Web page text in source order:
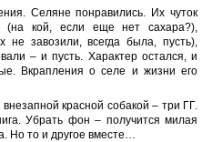
Селяне понравились. Их чуток
(на кой, если еще нет сахара?),
завозили, всегда была, пусть),
– и пусть. Характер остался, и
Вкрапления о селе и жизни его
красной собакой – три ГГ.
Убрать фон – получится милая
Но то и другое вместе…